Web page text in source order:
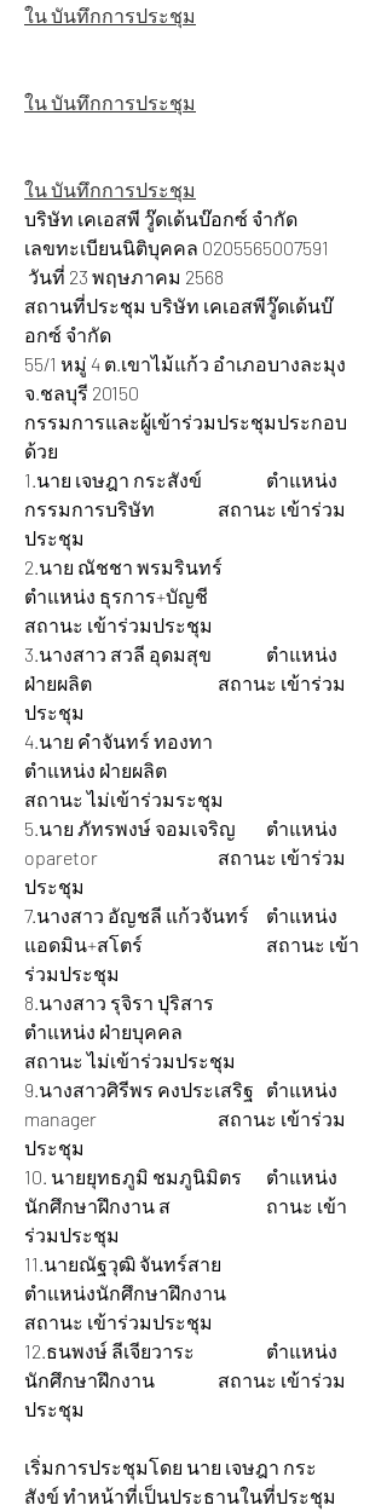
ใน บันทึกการประชุม
ใน บันทึกการประชุม
ใน บันทึกการประชุม
บริษัท เคเอสพี วู๊ดเด้นบ๊อกซ์ จำกัด
เลขทะเบียนนิติบุคคล 0205565007591
วันที่ 23 พฤษภาคม 2568
สถานที่ประชุม บริษัท เคเอสพีวู๊ดเด้นบ๊
อกซ์ จำกัด
55/1 หมู่ 4 ต.เขาไม้แก้ว อำเภอบางละมุง
จ.ชลบุรี 20150
กรรมการและผู้เข้าร่วมประชุมประกอบ
ด้วย
1.นาย เจษฎา กระสังข์ 		ตำแหน่ง
กรรมการบริษัท 		สถานะ เข้าร่วม
ประชุม
2.นาย ณัชชา พรมรินทร์
ตำแหน่ง ธุรการ+บัญชี
สถานะ เข้าร่วมประชุม
3.นางสาว สวลี อุดมสุข 		ตำแหน่ง
ฝ่ายผลิต 			สถานะ เข้าร่วม
ประชุม
4.นาย คำจันทร์ ทองทา
ตำแหน่ง ฝ่ายผลิต
สถานะ ไม่เข้าร่วมระชุม
5.นาย ภัทรพงษ์ จอมเจริญ 	ตำแหน่ง
oparetor 			สถานะ เข้าร่วม
ประชุม
7.นางสาว อัญชลี แก้วจันทร์ 	ตำแหน่ง
แอดมิน+สโตร์ 			สถานะ เข้า
ร่วมประชุม
8.นางสาว รุจิรา ปุริสาร
ตำแหน่ง ฝ่ายบุคคล
สถานะ ไม่เข้าร่วมประชุม
9.นางสาวศิรีพร คงประเสริฐ 	ตำแหน่ง
manager 			สถานะ เข้าร่วม
ประชุม
10. นายยุทธภูมิ ชมภูนิมิตร 	ตำแหน่ง
นักศึกษาฝึกงาน ส		ถานะ เข้า
ร่วมประชุม
11.นายณัฐวุฒิ จันทร์สาย
ตำแหน่งนักศึกษาฝึกงาน
สถานะ เข้าร่วมประชุม
12.ธนพงษ์ ลีเจียวาระ 		ตำแหน่ง
นักศึกษาฝึกงาน 		สถานะ เข้าร่วม
ประชุม
เริ่มการประชุมโดย นาย เจษฎา กระ
สังข์ ทำหน้าที่เป็นประธานในที่ประชุม